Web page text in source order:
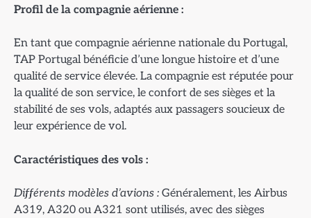
Profil de la compagnie aérienne :
En tant que compagnie aérienne nationale du Portugal,
TAP Portugal bénéficie d’une longue histoire et d’une
qualité de service élevée. La compagnie est réputée pour
la qualité de son service, le confort de ses sièges et la
stabilité de ses vols, adaptés aux passagers soucieux de
leur expérience de vol.
Caractéristiques des vols :
Différents modèles d’avions : Généralement, les Airbus
A319, A320 ou A321 sont utilisés, avec des sièges